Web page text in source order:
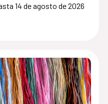
14 de agosto de 2026